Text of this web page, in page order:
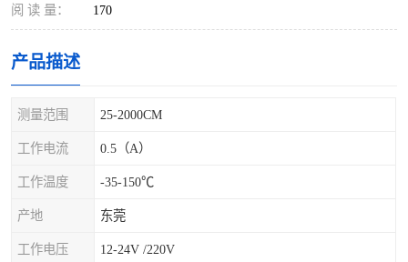
阅 读 量： 170
产品描述
测量范围 25-2000CM
工作电流 0.5（A）
工作温度 -35-150℃
产地 东莞
工作电压 12-24V /220V